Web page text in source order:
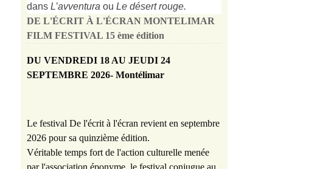
dans L’avventura ou Le désert rouge.
DE L'ÉCRIT À L'ÉCRAN MONTELIMAR
FILM FESTIVAL 15 ème édition
DU VENDREDI 18 AU JEUDI 24
SEPTEMBRE 2026- Montélimar
Le festival De l'écrit à l'écran revient en septembre
2026 pour sa quinzième édition.
Véritable temps fort de l'action culturelle menée
par l'association éponyme, le festival conjugue au